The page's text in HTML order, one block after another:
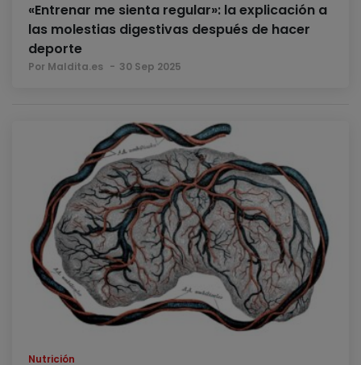
«Entrenar me sienta regular»: la explicación a
las molestias digestivas después de hacer
deporte
Por Maldita.es 30 Sep 2025
Nutrición